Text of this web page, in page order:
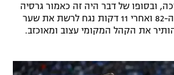
ובסופו של דבר היה זה כאמור גרסיה
בן ה-20, שנכנס בדקה ה-82 ואחרי 11 דקות נגח לרשת את שער
את הקהל המקומי עצוב ומאוכזב.